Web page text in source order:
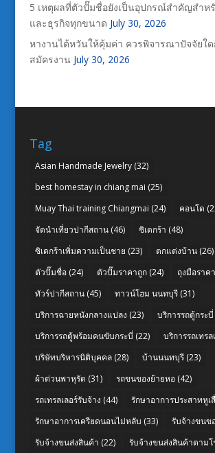
5 เหตุผลที่ตัวปั๊มชื่อยังเป็นอุปกรณ์สำคัญสำห
และธุรกิจทุกขนาด July 30, 2026
หางานไต้หวันให้คุ้มค่า ควรพิจารณาปัจจัยใ
สมัครงาน July 30, 2026
Tag
Asian Handmade Jewelry(32)
best homestay in chiang mai (25)
Muay Thai training Chiangmai (24) คอนโด
จัดนำเที่ยวปากีสถาน(46) ซิเดกร้า (48)
ซิเดกร้าเพิ่มความเป็นชาย (23) ตกแต่งบ้าน(26)
ตัวปั๊มชื่อ(24) ตัวปั๊มราคาถูก(24) ถุงมือราค
ทัวร์ปากีสถาน(45) ทาวน์โฮม นนทบุรี(31)
บริการฉายหนังกลางแปลง (23) บริการรถตู้กระบี่
บริการรถตู้พร้อมคนขับกระบี่ (22) บริการรถเทรล
บริษัทบริหารนิติบุคคล(28) บ้านนนทบุรี(23)
ผ้าต่วนพาหุรัด (31) รถขนของย้ายหอ(42)
รถเทรลเลอร์รับจ้าง (44) รักษาอาการประสาทหูเ
รักษาอาการเครียดนอนไม่หลับ (33) รับจ้างขนข
รับจ้างขนส่งสินค้า (22) รับจ้างขนส่งสินค้าตามโ